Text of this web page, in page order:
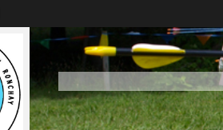
des cookies